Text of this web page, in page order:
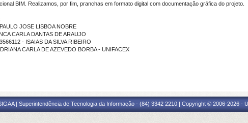
BIM. Realizamos, por fim, pranchas em formato digital com documentação gráfica do projeto.
JOSE LISBOA NOBRE
CARLA DANTAS DE ARAUJO
- ISAIAS DA SILVA RIBEIRO
CARLA DE AZEVEDO BORBA - UNIFACEX
| Superintendência de Tecnologia da Informação - (84) 3342 2210 | Copyright © 2006-2026 -